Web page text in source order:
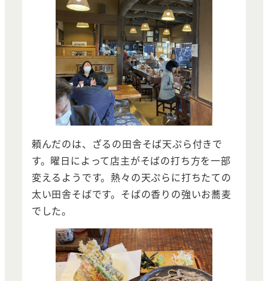
頼んだのは、ざるの田舎そば天ぷら付きで
す。曜日によって店主がそばの打ち方を一部
変えるようです。熱々の天ぷらに打ちたての
太い田舎そばです。そばの香りの強いお蕎麦
でした。